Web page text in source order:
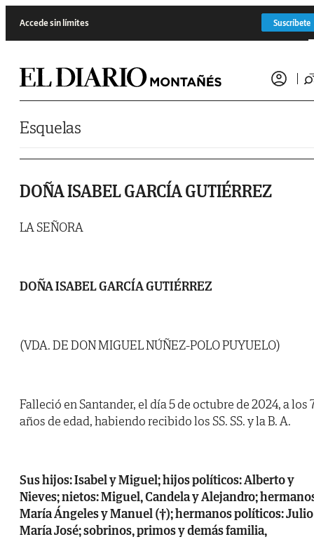
Accede sin límites Suscríbete
Esquelas
DOÑA ISABEL GARCÍA GUTIÉRREZ
LA SEÑORA
DOÑA ISABEL GARCÍA GUTIÉRREZ
(VDA. DE DON MIGUEL NÚÑEZ-POLO PUYUELO)
Falleció en Santander, el día 5 de octubre de 2024, a los
años de edad, habiendo recibido los SS. SS. y la B. A.
Sus hijos: Isabel y Miguel; hijos políticos: Alberto y
Nieves; nietos: Miguel, Candela y Alejandro;
María Ángeles y Manuel (†); hermanos políticos:
María José; sobrinos, primos y demás familia,